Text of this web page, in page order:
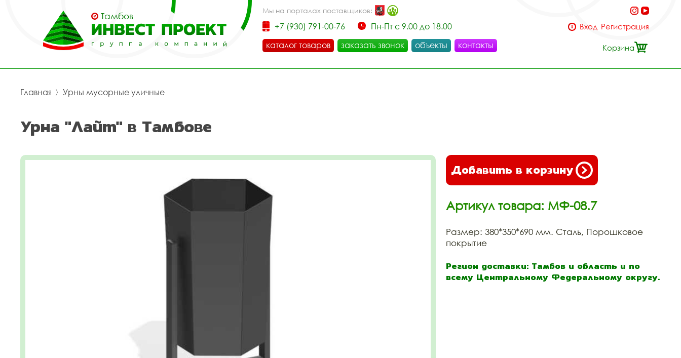
Тамбов
Мы на порталах поставщиков:
+7 (930) 791-00-76
Пн-Пт с 9.00 до 18.00
каталог товаров
заказать звонок объекты контакты
Вход Регистрация
Корзина
Главная 〉 Урны мусорные уличные
Урна "Лайт" в Тамбове
Добавить в корзину
Артикул товара: МФ-08.7
Размер: 380*350*690 мм. Сталь, Порошковое
покрытие
Регион доставки: Тамбов и область и по
всему Центральному Федеральному округу.